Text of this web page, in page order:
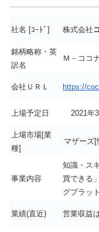
社名 [ｺｰﾄﾞ] 株式会社
銘柄略称・英
訳名
Ｍ－コ
会社ＵＲＬ https://
上場予定日 2021年
上場市場[業
種]
マザーズ[
事業内容
知識・ス
買できる
グプラッ
業績(直近) 営業収益